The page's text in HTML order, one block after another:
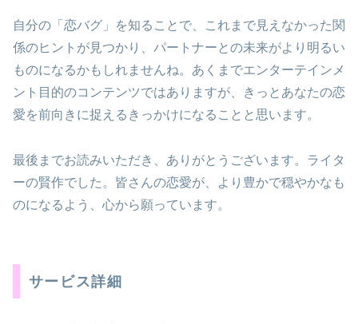
自分の「恋バグ」を知ることで、これまで見えなかった関
係のヒントが見つかり、パートナーとの未来がより明るい
ものになるかもしれませんね。あくまでエンターテインメ
ント目的のコンテンツではありますが、きっとあなたの恋
愛を前向きに捉えるきっかけになることと思います。
最後までお読みいただき、ありがとうございます。ライタ
ーの賢作でした。皆さんの恋愛が、より豊かで穏やかなも
のになるよう、心から願っています。
サービス詳細